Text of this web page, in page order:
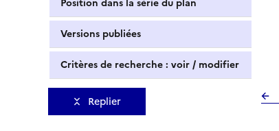
Position dans la série du plan
Versions publiées
Critères de recherche : voir / modifier
Replier